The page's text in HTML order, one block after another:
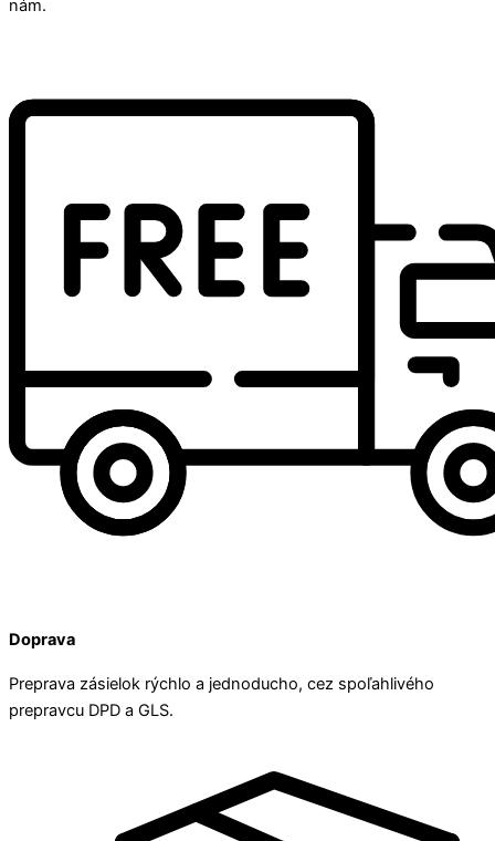
nám.
Doprava
Preprava zásielok rýchlo a jednoducho, cez spoľahlivého
prepravcu DPD a GLS.